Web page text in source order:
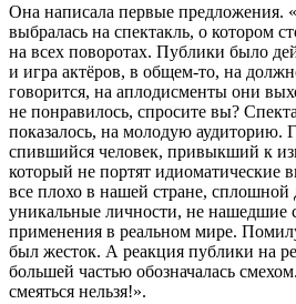
Она написала первые предложения.
выбралась на спектакль, о котором
на всех поворотах. Публики было
и игра актёров, в общем-то, на
говорится, на аплодисменты они
не понравилось, спросите вы?
показалось, на молодую аудиторию.
спившийся человек, привыкший к
который не портят идиоматические
все плохо в нашей стране, сплошной
уникальные личности, не нашедшие
применения в реальном мире.
был жесток. А реакция публики на
большей частью обозначалась
смеяться нельзя!».